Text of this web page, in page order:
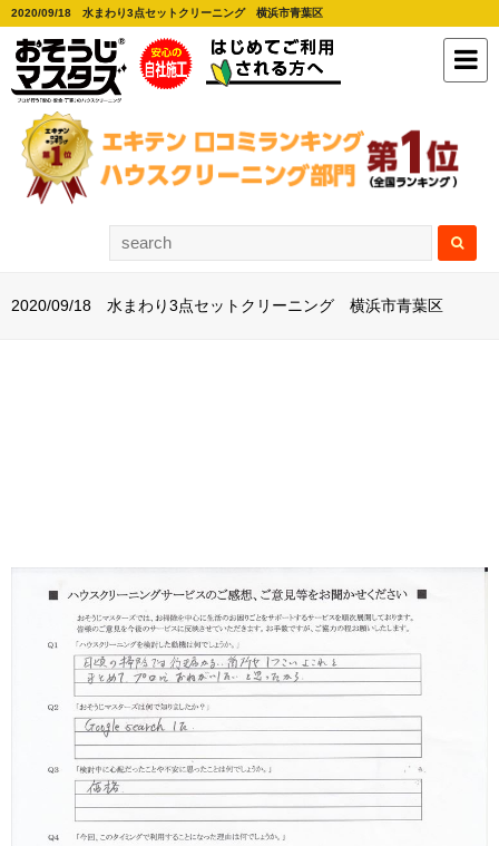
2020/09/18 水まわり3点セットクリーニング 横浜市青葉区
2020/09/18 水まわり3点セットクリーニング 横浜市青葉区